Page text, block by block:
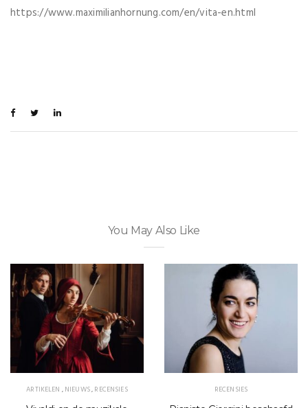
https://www.maximilianhornung.com/en/vita-en.html
You May Also Like
ARTIKELEN ,NIEUWS,RECENSIES RECENSIES